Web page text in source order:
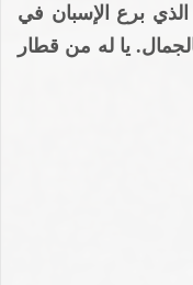
برع الإسبان في
يا له من قطار